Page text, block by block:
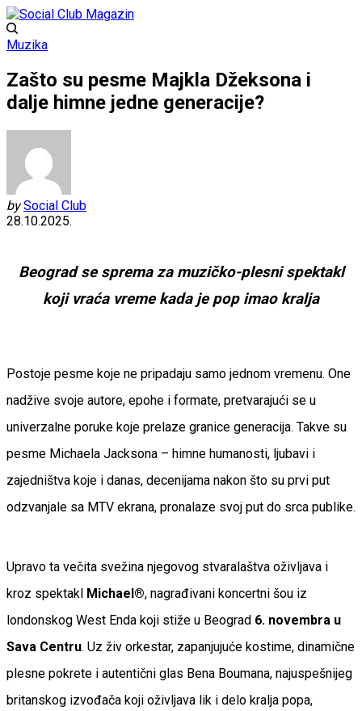
Muzika
Zašto su pesme Majkla Džeksona i
dalje himne jedne generacije?
by Social Club
28.10.2025.
Beograd se sprema za muzičko-plesni spektakl
koji vraća vreme kada je pop imao kralja
Postoje pesme koje ne pripadaju samo jednom vremenu. One
nadžive svoje autore, epohe i formate, pretvarajući se u
univerzalne poruke koje prelaze granice generacija. Takve su
pesme Michaela Jacksona – himne humanosti, ljubavi i
zajedništva koje i danas, decenijama nakon što su prvi put
odzvanjale sa MTV ekrana, pronalaze svoj put do srca publike.
Upravo ta večita svežina njegovog stvaralaštva oživljava i
kroz spektakl Michael®, nagrađivani koncertni šou iz
londonskog West Enda koji stiže u Beograd 6. novembra u
Sava Centru. Uz živ orkestar, zapanjujuće kostime, dinamične
plesne pokrete i autentični glas Bena Boumana, najuspešnijeg
britanskog izvođača koji oživljava lik i delo kralja popa,